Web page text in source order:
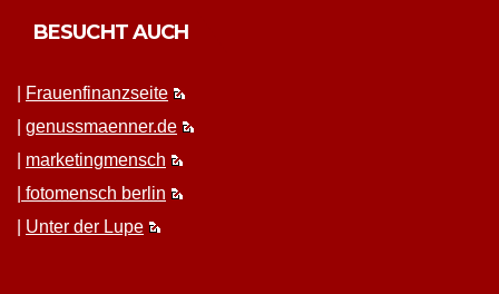
BESUCHT AUCH
Frauen­fi­nanz­seite
genussmaenner.de
mar­ket­ing­men­sch
fotomen­sch berlin
Unter der Lupe